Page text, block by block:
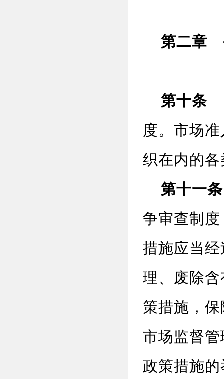
第二章
第十条
度。市场
织在内的
第十一条
争审查制
措施应当
理、废除
策措施，
市场监督
政策措施